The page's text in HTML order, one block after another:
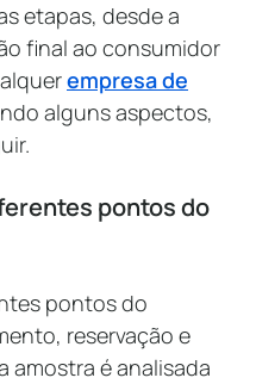
etapas, desde a
final ao consumidor
empresa de
alguns aspectos,
pontos do
pontos do
reservação e
amostra é analisada